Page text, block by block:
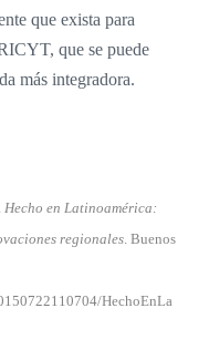
que exista para
que se puede
más integradora.
Hecho en Latinoamérica:
regionales . Buenos
HechoEnLa